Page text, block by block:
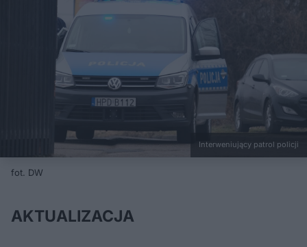
Interweniujący patrol policji
fot. DW
AKTUALIZACJA